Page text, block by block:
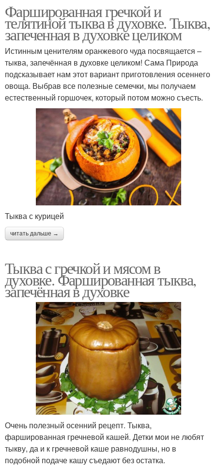
Фаршированная гречкой и
телятиной тыква в духовке. Тыква,
запеченная в духовке целиком
Истинным ценителям оранжевого чуда посвящается –
тыква, запечённая в духовке целиком! Сама Природа
подсказывает нам этот вариант приготовления осеннего
овоща. Выбрав все полезные семечки, мы получаем
естественный горшочек, который потом можно съесть.
Тыква с курицей
читать дальше →
Тыква с гречкой и мясом в
духовке. Фаршированная тыква,
запечённая в духовке
Очень полезный осенний рецепт. Тыква,
фаршированная гречневой кашей. Детки мои не любят
тыкву, да и к гречневой каше равнодушны, но в
подобной подаче кашу съедают без остатка.